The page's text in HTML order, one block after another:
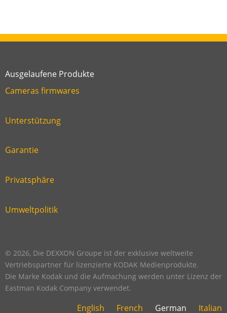
Link
footer
Ausgelaufene Produkte
Link
six
Cameras firmwares
Link
second
Unterstützung
Link
third
Garantie
Link
fourth
Privatsphäre
Link
footer
Umweltpolitik
© 2026, Die DEXXON Groupe ist der exklusive weltweite
Vertriebspartner für lizenzierte KODAK Medienprodukte.
Die Marke Kodak und die Aufmachung werden unter Lizenz der
Eastman Kodak Company verwendet.
English French German Italian